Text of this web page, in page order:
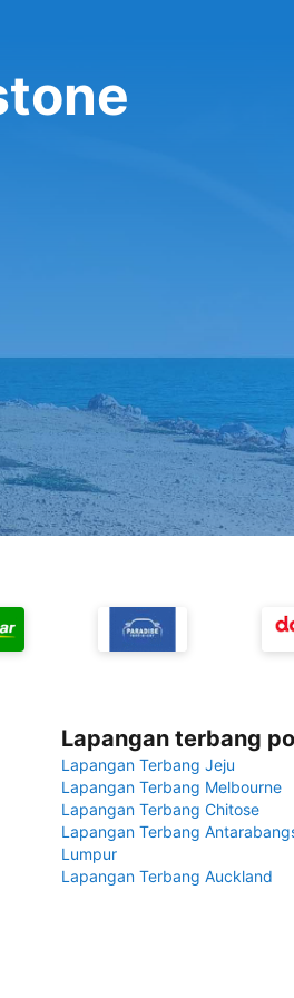
Lapangan terbang
Lapangan Terbang Jeju
Lapangan Terbang Melbourne
Lapangan Terbang Chitose
Lapangan Terbang
Lumpur
Lapangan Terbang Auckland